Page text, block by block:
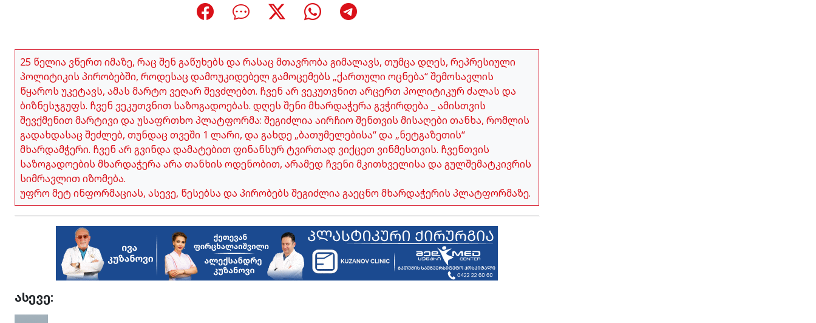
25 წელია ვწერთ იმაზე, რაც შენ გაწუხებს და რასაც მთავრობა გიმალავს, თუმცა დღეს, რეპრესიული
პოლიტიკის პირობებში, როდესაც დამოუკიდებელ გამოცემებს „ქართული ოცნება“ შემოსავლის
წყაროს უკეტავს, ამას მარტო ვეღარ შევძლებთ. ჩვენ არ ვეკუთვნით არცერთ პოლიტიკურ ძალას და
ბიზნესჯგუფს. ჩვენ ვეკუთვნით საზოგადოებას. დღეს შენი მხარდაჭერა გვჭირდება _ ამისთვის
შევქმენით მარტივი და უსაფრთხო პლატფორმა: შეგიძლია აირჩიო შენთვის მისაღები თანხა, რომლის
გადახდასაც შეძლებ, თუნდაც თვეში 1 ლარი, და გახდე „ბათუმელებისა“ და „ნეტგაზეთის“
მხარდამჭერი. ჩვენ არ გვინდა დამატებით ფინანსურ ტვირთად ვიქცეთ ვინმესთვის. ჩვენთვის
საზოგადოების მხარდაჭერა არა თანხის ოდენობით, არამედ ჩვენი მკითხველისა და გულშემატკივრის
სიმრავლით იზომება.
უფრო მეტ ინფორმაციას, ასევე, წესებსა და პირობებს შეგიძლია გაეცნო მხარდაჭერის პლატფორმაზე.
ასევე: